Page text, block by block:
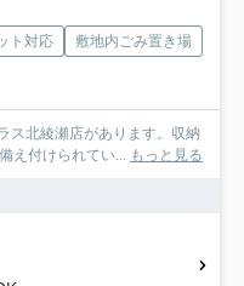
ト対応
敷地内ごみ置き場
ス北綾瀬店があります。収納
え付けられてい... もっと見る